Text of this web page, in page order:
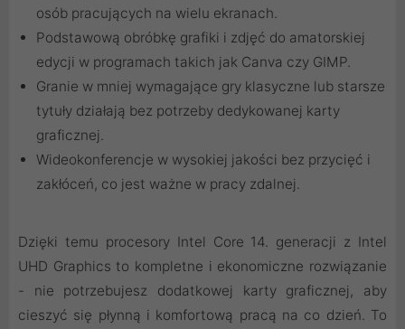
osób pracujących na wielu ekranach.
Podstawową obróbkę grafiki i zdjęć do amatorskiej
edycji w programach takich jak Canva czy GIMP.
Granie w mniej wymagające gry klasyczne lub starsze
tytuły działają bez potrzeby dedykowanej karty
graficznej.
Wideokonferencje w wysokiej jakości bez przycięć i
zakłóceń, co jest ważne w pracy zdalnej.
Dzięki temu procesory Intel Core 14. generacji z Intel
UHD Graphics to kompletne i ekonomiczne rozwiązanie
- nie potrzebujesz dodatkowej karty graficznej, aby
cieszyć się płynną i komfortową pracą na co dzień. To